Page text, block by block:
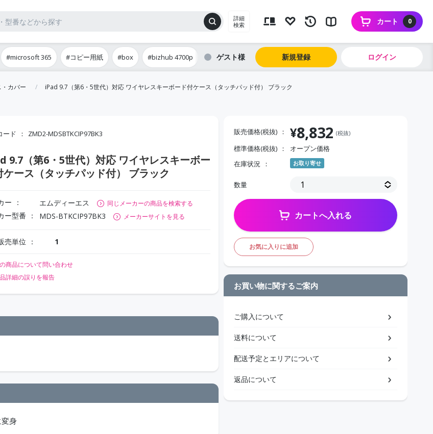
詳細
検索
0
カート
#microsoft 365 #コピー用紙 #box #bizhub 4700p ゲスト 新規登録 ログイン
カバー iPad 9.7（第6・5世代）対応 ワイヤレスキーボード付ケース（タッチパッド付） ブラック
ード ZMD2-MDSBTKCIP97BK3
9.7（第6・5世代）対応 ワイヤレスキーボー
ケース（タッチパッド付） ブラック
ー エムディーエス 同じメーカーの商品を検索する
ー型番 MDS-BTKCIP97BK3 メーカーサイトを見る
売単位 1
商品について問い合わせ
詳細の誤りを報告
身
販売価格(税抜) ¥8,832 (税抜)
標準価格(税抜)
オープン価格
在庫状況
お取り寄せ
数量
カートへ入れる
お気に入りに追加
お買い物に関するご案内
ご購入について
送料について
配送予定とエリアについて
返品について